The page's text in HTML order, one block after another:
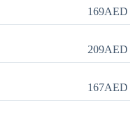
169AED
209AED
167AED